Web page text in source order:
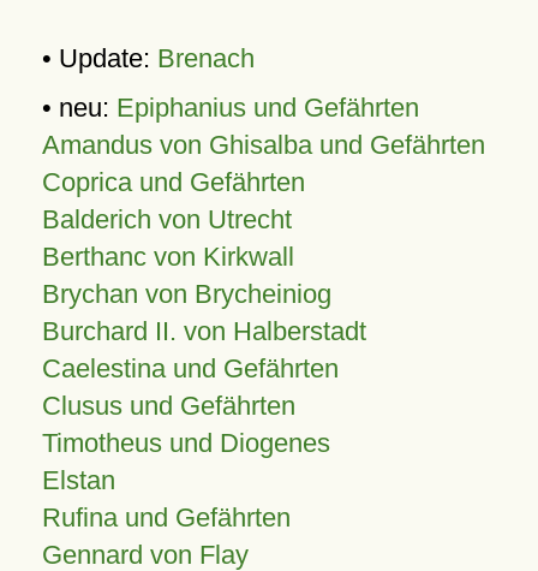
• Update: Brenach
• neu: Epiphanius und Gefährten
Amandus von Ghisalba und Gefährten
Coprica und Gefährten
Balderich von Utrecht
Berthanc von Kirkwall
Brychan von Brycheiniog
Burchard II. von Halberstadt
Caelestina und Gefährten
Clusus und Gefährten
Timotheus und Diogenes
Elstan
Rufina und Gefährten
Gennard von Flay